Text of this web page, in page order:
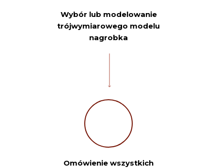
Wybór lub modelowanie
trójwymiarowego modelu
nagrobka
Omówienie wszystkich